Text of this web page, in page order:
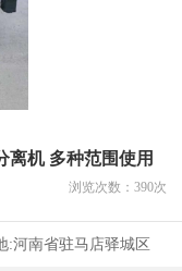
离机 多种范围使用
浏览次数： 390次
:河南省驻马店驿城区